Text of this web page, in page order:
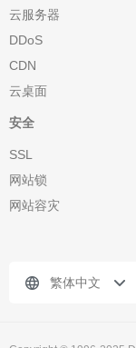
云服务器
DDoS
CDN
云桌面
安全
SSL
网站锁
网站容灾
繁体中文